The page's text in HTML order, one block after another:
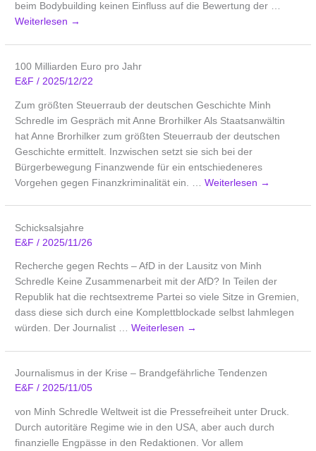
beim Bodybuilding keinen Einfluss auf die Bewertung der …
Weiterlesen →
100 Milliarden Euro pro Jahr
E&F/2025/12/22
Zum größten Steuerraub der deutschen Geschichte Minh
Schredle im Gespräch mit Anne Brorhilker Als Staatsanwältin
hat Anne Brorhilker zum größten Steuerraub der deutschen
Geschichte ermittelt. Inzwischen setzt sie sich bei der
Bürgerbewegung Finanzwende für ein entschiedeneres
Vorgehen gegen Finanzkriminalität ein. …Weiterlesen →
Schicksalsjahre
E&F/ 2025/11/26
Recherche gegen Rechts – AfD in der Lausitz von Minh
Schredle Keine Zusammenarbeit mit der AfD? In Teilen der
Republik hat die rechtsextreme Partei so viele Sitze in Gremien,
dass diese sich durch eine Komplettblockade selbst lahmlegen
würden. Der Journalist …Weiterlesen →
Journalismus in der Krise – Brandgefährliche Tendenzen
E&F/2025/11/05
von Minh Schredle Weltweit ist die Pressefreiheit unter Druck.
Durch autoritäre Regime wie in den USA, aber auch durch
finanzielle Engpässe in den Redaktionen. Vor allem